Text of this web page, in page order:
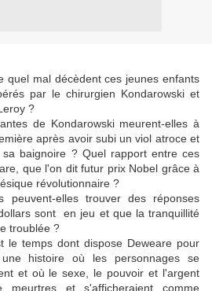
quel mal décèdent ces jeunes enfants
par le chirurgien Kondarowski et
?
de Kondarowski meurent-elles à
après avoir subi un viol atroce et
baignoire ? Quel rapport entre ces
que l'on dit futur prix Nobel grâce à
révolutionnaire ?
peuvent-elles trouver des réponses
sont en jeu et que la tranquillité
troublée ?
le temps dont dispose Deweare pour
histoire où les personnages se
et où le sexe, le pouvoir et l'argent
et s'afficheraient comme